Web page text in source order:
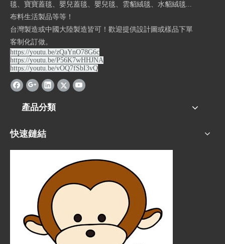
毯、寶寶蓋毯、嬰兒蓋毯、嬰兒毯、雲貂絨毯、水貂絨毯...
布料生活製品等等！
台灣製造或中國大陸製造皆可！歡迎提供設計圖或樣品下單
客制化訂做。
https://youtu.be/zQaYnO78G6c
https://youtu.be/P56K7wHHJNA
https://youtu.be/vOQ7fSbI3vQ
產品分類
快速鏈結